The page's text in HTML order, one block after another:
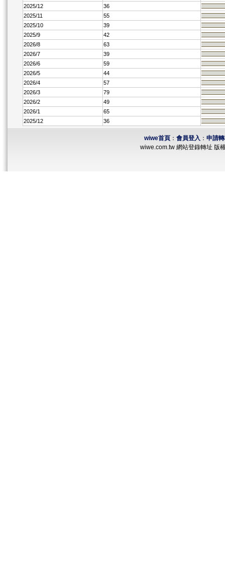
2025/12
36
2025/11
55
2025/10
39
2025/9
42
2026/8
63
2026/7
39
2026/6
59
2026/5
44
2026/4
57
2026/3
79
2026/2
49
2026/1
65
2025/12
36
wiwe首頁： 會員登入 ： 申請
wiwe.com.tw 網站登錄轉址 版